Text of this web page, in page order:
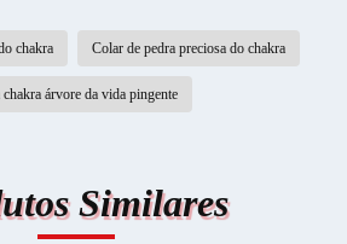
chakra Colar de pedra preciosa do chakra
árvore da vida pingente
Similares